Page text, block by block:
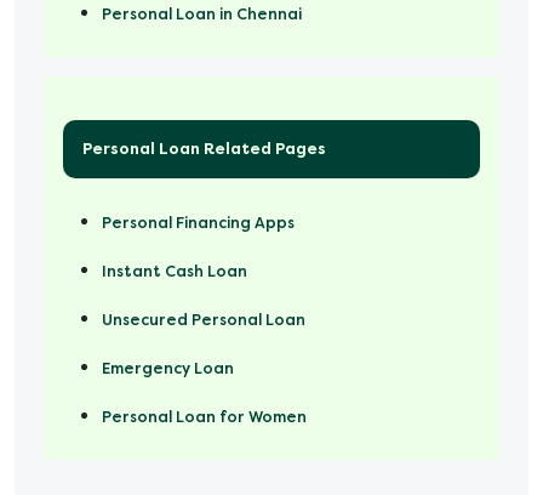
Personal Loan in Chennai
Personal Loan Related Pages
Personal Financing Apps
Instant Cash Loan
Unsecured Personal Loan
Emergency Loan
Personal Loan for Women